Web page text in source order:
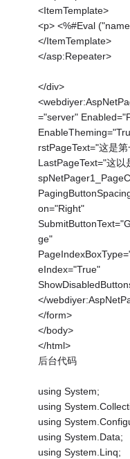
<ItemTemplate>
<p> <%#Eval
</ItemTemplate>
</asp:Repeater>
</div>
="server"
rstPageText="这是
LastPageText="这
on="Right"
ge"
eIndex="True"
</
</form>
</body>
</html>
后台代码
using System;
using
using
using System.Data;
using System.Linq;